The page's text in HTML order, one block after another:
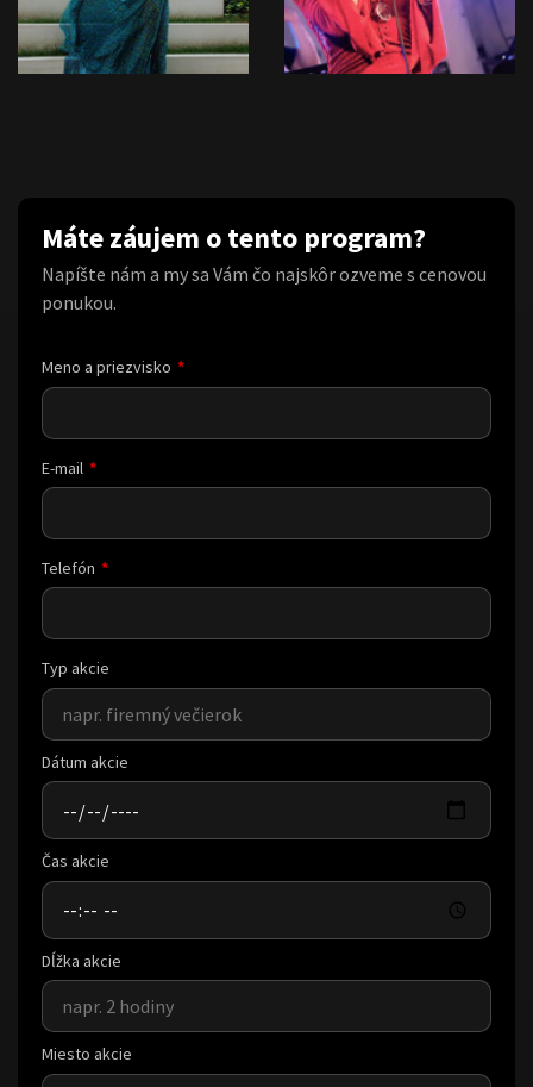
Máte záujem o tento program?
Napíšte nám a my sa Vám čo najskôr ozveme s cenovou
ponukou.
Meno a priezvisko
E-mail
Telefón
Typ akcie
Dátum akcie
Čas akcie
Dĺžka akcie
Miesto akcie